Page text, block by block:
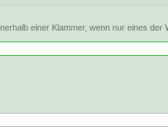
einer Klammer, wenn nur eines der